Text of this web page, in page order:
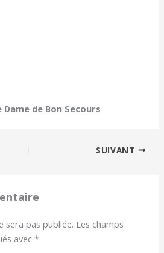
de Bon Secours
SUIVANT
sera pas publiée. Les champs
avec*